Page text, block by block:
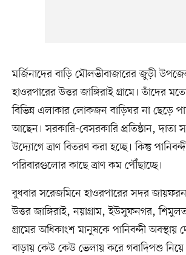
মর্জিনাদের বাড়ি মৌলভীবাজারের জুড়ী
হাওরপারের উত্তর জাঙ্গিরাই গ্রামে। তাঁদের
বিভিন্ন এলাকার লোকজন বাড়িঘর না ছেড়ে
আছেন। সরকারি-বেসরকারি প্রতিষ্ঠান, দাতা
উদ্যোগে ত্রাণ বিতরণ করা হচ্ছে। কিন্তু
পরিবারগুলোর কাছে ত্রাণ কম পৌঁছাচ্ছে।
বুধবার সরেজমিনে হাওরপারের সদর
উত্তর জাঙ্গিরাই, নয়াগ্রাম, ইউসুফনগর,
গ্রামের অধিকাংশ মানুষকে পানিবন্দী অবস্থায়
বাড়ায় কেউ কেউ ভেলায় করে গবাদিপশু নিয়ে